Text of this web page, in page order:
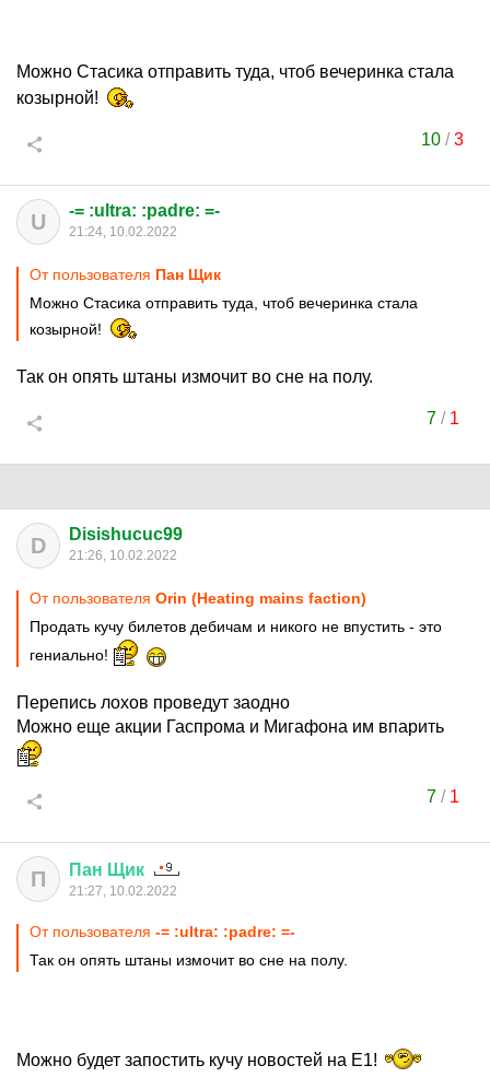
Можно Стасика отправить туда, чтоб вечеринка стала
козырной!
10 /3
U -= :ultra: :padre: =-
21:24, 10.02.2022
От пользователя Пан Щик
Можно Стасика отправить туда, чтоб вечеринка стала
козырной!
Так он опять штаны измочит во сне на полу.
7/ 1
D Disishucuc99
21:26, 10.02.2022
От пользователя Orin (Heating mains faction)
Продать кучу билетов дебичам и никого не впустить - это
гениально!
Перепись лохов проведут заодно
Можно еще акции Гаспрома и Мигафона им впарить
7/ 1
П Пан Щик
21:27, 10.02.2022
От пользователя -= :ultra: :padre: =-
Так он опять штаны измочит во сне на полу.
Можно будет запостить кучу новостей на Е1!